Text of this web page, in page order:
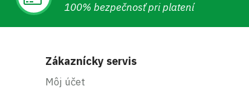
100% bezpečnosť pri platení
Zákaznícky servis
Môj účet